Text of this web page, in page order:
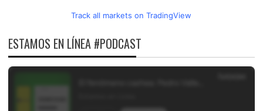
Track all markets on TradingView
ESTAMOS EN LÍNEA #PODCAST